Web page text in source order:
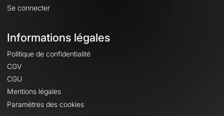
Se connecter
Informations légales
Politique de confidentialité
CGV
CGU
Mentions légales
Paramètres des cookies